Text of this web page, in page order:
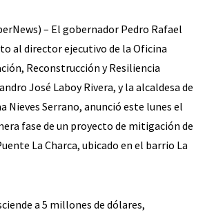
– El gobernador Pedro Rafael
al director ejecutivo de la Oficina
Reconstrucción y Resiliencia
José Laboy Rivera, y la alcaldesa de
Nieves Serrano, anunció este lunes el
fase de un proyecto de mitigación de
La Charca, ubicado en el barrio La
a 5 millones de dólares,